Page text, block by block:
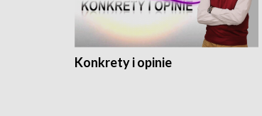
Konkrety i opinie